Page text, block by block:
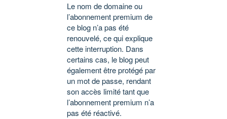
Le nom de domaine ou
l’abonnement premium de
ce blog n’a pas été
renouvelé, ce qui explique
cette interruption. Dans
certains cas, le blog peut
également être protégé par
un mot de passe, rendant
son accès limité tant que
l’abonnement premium n’a
pas été réactivé.